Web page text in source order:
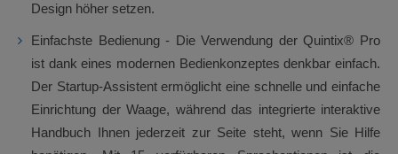
Design höher setzen.
Einfachste Bedienung - Die Verwendung der Quintix® Pro
ist dank eines modernen Bedienkonzeptes denkbar einfach.
Der Startup-Assistent ermöglicht eine schnelle und einfache
Einrichtung der Waage, während das integrierte interaktive
Handbuch Ihnen jederzeit zur Seite steht, wenn Sie Hilfe